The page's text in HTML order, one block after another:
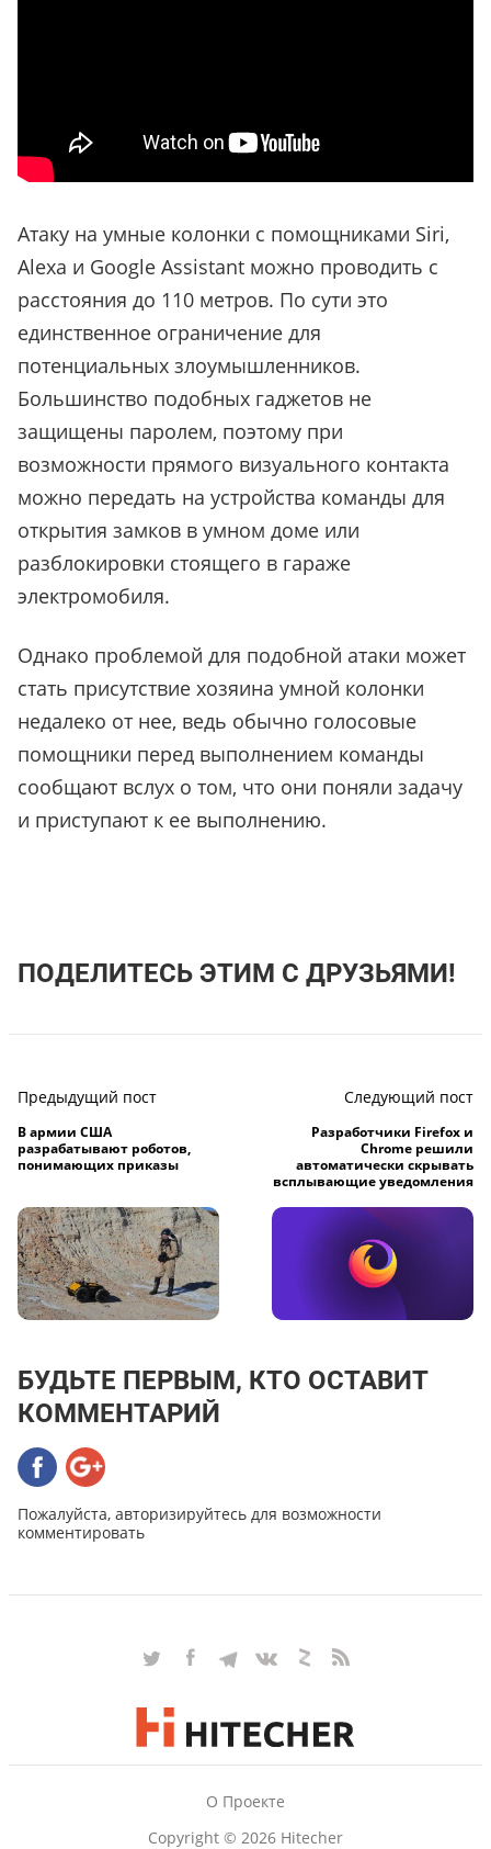
Атаку на умные колонки с помощниками Siri,
Alexa и Google Assistant можно проводить с
расстояния до 110 метров. По сути это
единственное ограничение для
потенциальных злоумышленников.
Большинство подобных гаджетов не
защищены паролем, поэтому при
возможности прямого визуального контакта
можно передать на устройства команды для
открытия замков в умном доме или
разблокировки стоящего в гараже
электромобиля.
Однако проблемой для подобной атаки может
стать присутствие хозяина умной колонки
недалеко от нее, ведь обычно голосовые
помощники перед выполнением команды
сообщают вслух о том, что они поняли задачу
и приступают к ее выполнению.
ПОДЕЛИТЕСЬ ЭТИМ С ДРУЗЬЯМИ!
Предыдущий пост
В армии США
разрабатывают роботов,
понимающих приказы
Следующий пост
Разработчики Firefox и
Chrome решили
автоматически скрывать
всплывающие уведомления
БУДЬТЕ ПЕРВЫМ, КТО ОСТАВИТ
КОММЕНТАРИЙ
Пожалуйста, авторизируйтесь для возможности
комментировать
Copyright © 2026 Hitecher
О Проекте